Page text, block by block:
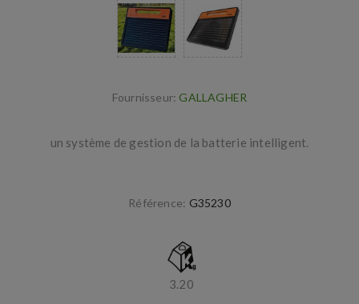
Fournisseur: GALLAGHER
un système de gestion de la batterie intelligent.
Référence: G35230
3.20